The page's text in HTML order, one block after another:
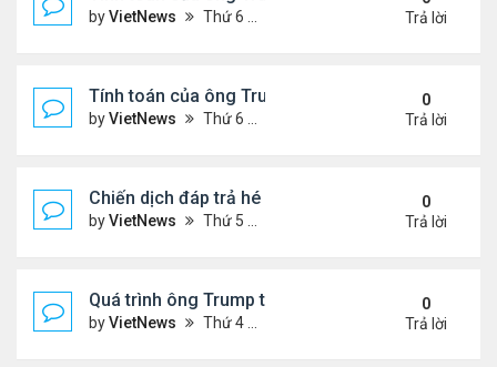
byVietNews Thứ 6 Tháng 6 20, 2025 2:44 pm
Trả lời
Tính toán của ông Trump khi lùi quyết định can
byVietNews Thứ 6 Tháng 6 20, 2025 2:43 pm
0
Trả lời
Chiến dịch đáp trả hé lộ năng lực tên lửa thực sự
byVietNews Thứ 5 Tháng 6 19, 2025 4:25 pm
0
Trả lời
Quá trình ông Trump thay đổi lập trường về xung
byVietNews Thứ 4 Tháng 6 18, 2025 2:22 pm
0
Trả lời